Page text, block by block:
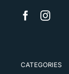
CATEGORIES